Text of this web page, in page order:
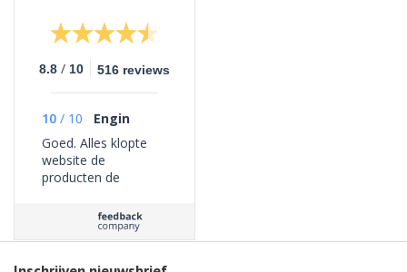
8.8 / 10 516 reviews
10 / 10
Engin
Goed. Alles klopte
website de
producten de
problemen ervaren.